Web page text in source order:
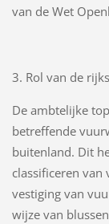
van de Wet
3. Rol van de
De ambtelijke
betreffende
buitenland. Dit
classificeren
vestiging van
wijze van